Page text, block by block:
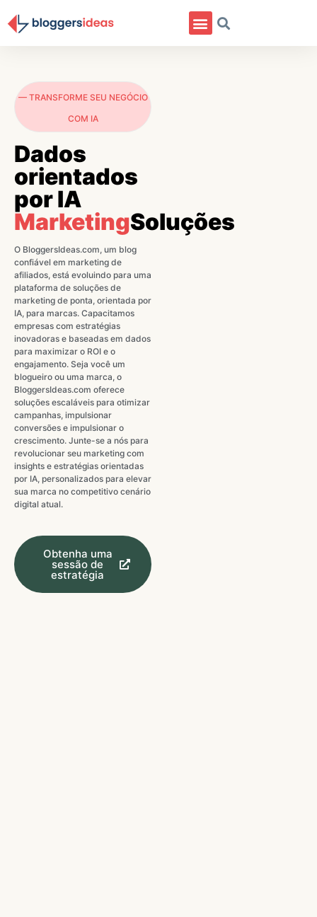
— TRANSFORME SEU NEGÓCIO
COM IA
Dados
orientados
por IA
MarketingSoluções
O BloggersIdeas.com, um blog
confiável em marketing de
afiliados, está evoluindo para uma
plataforma de soluções de
marketing de ponta, orientada por
IA, para marcas. Capacitamos
empresas com estratégias
inovadoras e baseadas em dados
para maximizar o ROI e o
engajamento. Seja você um
blogueiro ou uma marca, o
BloggersIdeas.com oferece
soluções escaláveis ​​para otimizar
campanhas, impulsionar
conversões e impulsionar o
crescimento. Junte-se a nós para
revolucionar seu marketing com
insights e estratégias orientadas
por IA, personalizados para elevar
sua marca no competitivo cenário
digital atual.
Obtenha uma
sessão de
estratégia